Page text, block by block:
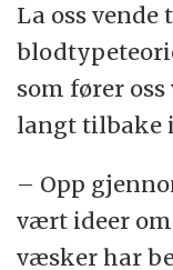
La oss
som fører
langt tilbake
– Opp
vært ideer
væsker har